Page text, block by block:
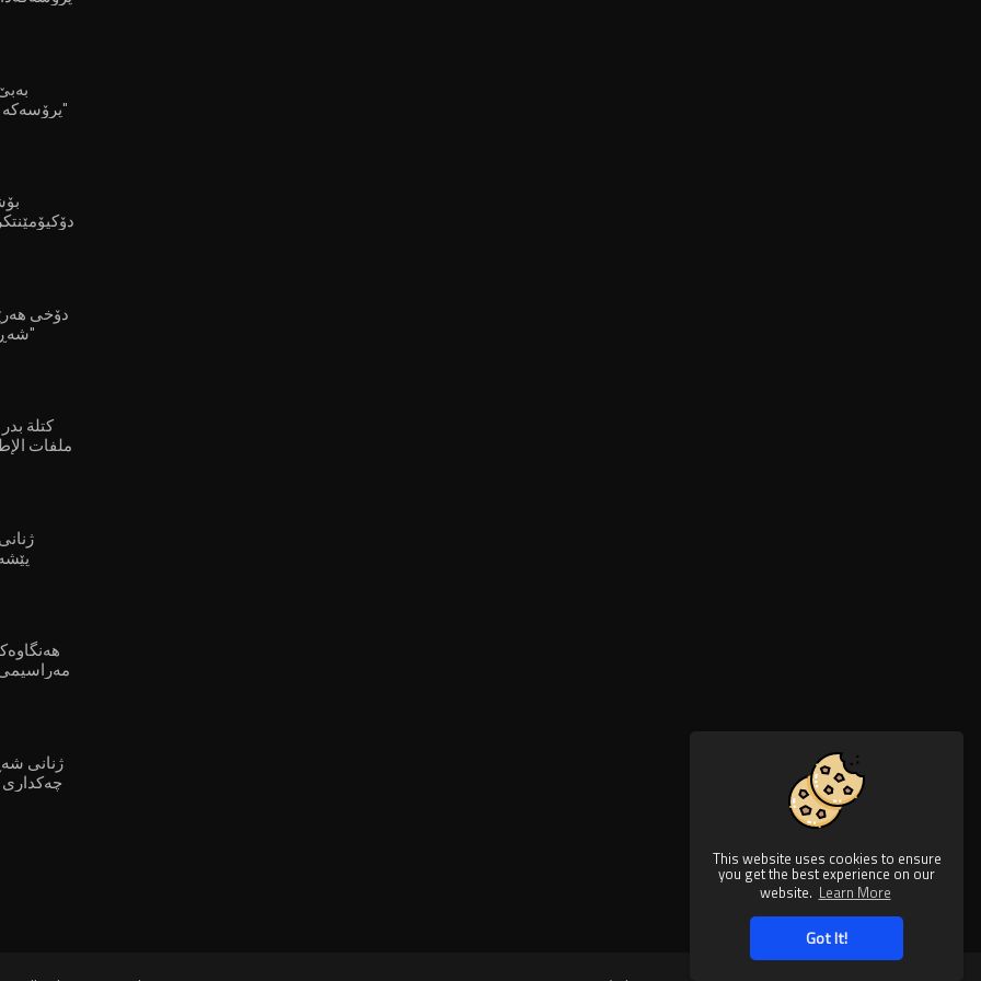
This website uses cookies to ensure
you get the best experience on our
website. Learn More
Got It!
پرۆسەکە هیچ واتایەکی نابێت"
شه‌ڕى ناوخۆى لێهاتووه‌"
⁣كتلة
ملفات